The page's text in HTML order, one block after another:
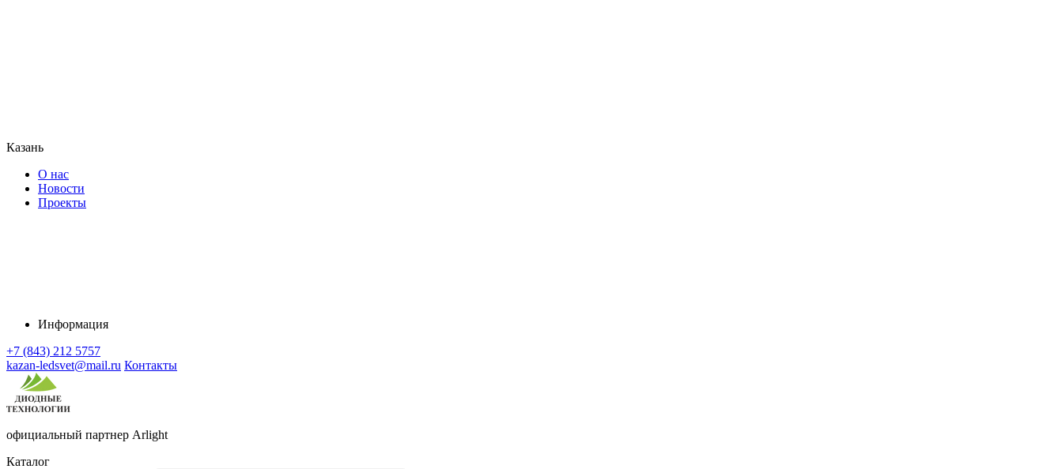
Казань
О нас
Новости
Проекты
Информация
+7 (843) 212 5757
kazan-ledsvet@mail.ru Контакты
официальный партнер Arlight
Каталог